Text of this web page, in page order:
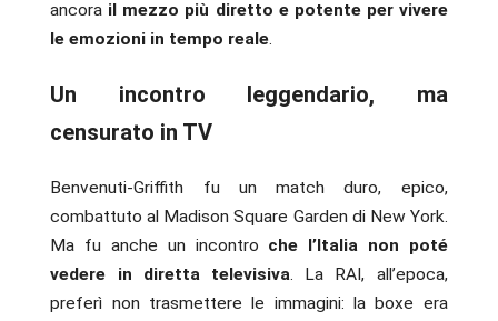
ancora il mezzo più diretto e potente per vivere
le emozioni in tempo reale.
Un incontro leggendario, ma
censurato in TV
Benvenuti-Griffith fu un match duro, epico,
combattuto al Madison Square Garden di New York.
Ma fu anche un incontro che l’Italia non poté
vedere in diretta televisiva. La RAI, all’epoca,
preferì non trasmettere le immagini: la boxe era